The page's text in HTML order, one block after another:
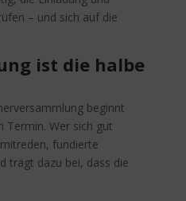
– und sich auf die
ist die halbe
beginnt
Termin. Wer sich gut
fundierte
trägt dazu bei, dass die